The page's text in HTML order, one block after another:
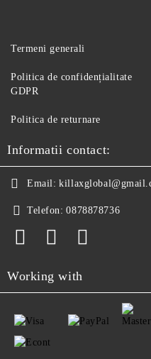
Termeni generali
Politica de confidențialitate
GDPR
Politica de returnare
Informatii contact:
Email:
Telefon: 0878878736
Working with